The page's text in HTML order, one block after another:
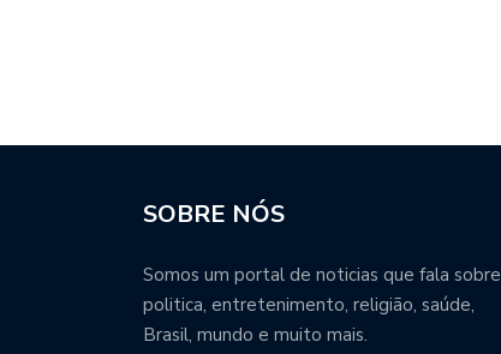
SOBRE NÓS
Somos um portal de noticias que fala sobre
politica, entretenimento, religião, saúde,
Brasil, mundo e muito mais.